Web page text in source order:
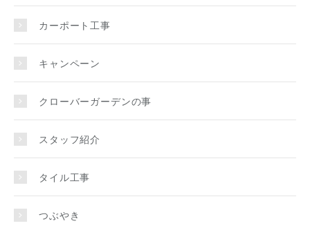
カーポート工事
キャンペーン
クローバーガーデンの事
スタッフ紹介
タイル工事
つぶやき